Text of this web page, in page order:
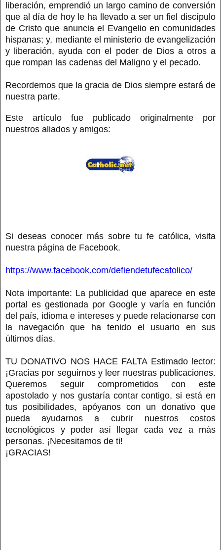
liberación, emprendió un largo camino de conversión
que al día de hoy le ha llevado a ser un fiel discípulo
de Cristo que anuncia el Evangelio en comunidades
hispanas; y, mediante el ministerio de evangelización
y liberación, ayuda con el poder de Dios a otros a
que rompan las cadenas del Maligno y el pecado.
Recordemos que la gracia de Dios siempre estará de
nuestra parte.
Este artículo fue publicado originalmente por
nuestros aliados y amigos:
Si deseas conocer más sobre tu fe católica, visita
nuestra página de Facebook.
https://www.facebook.com/defiendetufecatolico/
Nota importante: La publicidad que aparece en este
portal es gestionada por Google y varía en función
del país, idioma e intereses y puede relacionarse con
la navegación que ha tenido el usuario en sus
últimos días.
TU DONATIVO NOS HACE FALTA Estimado lector:
¡Gracias por seguirnos y leer nuestras publicaciones.
Queremos seguir comprometidos con este
apostolado y nos gustaría contar contigo, si está en
tus posibilidades, apóyanos con un donativo que
pueda ayudarnos a cubrir nuestros costos
tecnológicos y poder así llegar cada vez a más
personas. ¡Necesitamos de ti!
¡GRACIAS!